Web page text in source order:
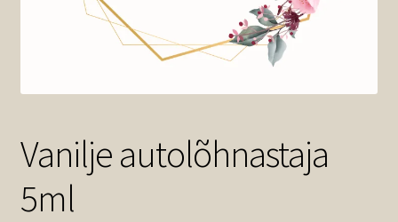
Vanilje autolõhnastaja
5ml